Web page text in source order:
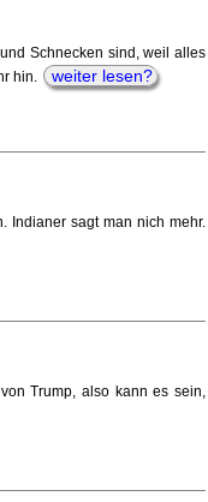
Schnecken sind, weil alles
hin.
weiter lesen?
Indianer sagt man nich mehr.
Trump, also kann es sein,